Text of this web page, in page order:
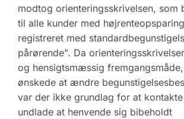
modtog orienteringsskrivelsen, som
til alle kunder med
registreret med
pårørende". Da
og hensigtsmæssig
ønskede at ændre
var der ikke grundlag for at
undlade at henvende sig bibeholdt